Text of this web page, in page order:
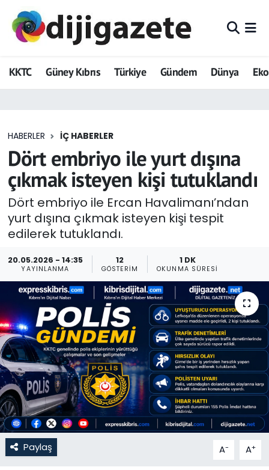
KKTC Güney Kıbrıs Türkiye Gündem Dünya
HABERLER İÇ HABERLER
Dört embriyo ile yurt dışına
çıkmak isteyen kişi tutuklandı
Dört embriyo ile Ercan Havalimanı’ndan
yurt dışına çıkmak isteyen kişi tespit
edilerek tutuklandı.
20.05.2026 - 14:35
YAYINLANMA
12
GÖSTERIM
1 DK
OKUNMA SÜRESI
Paylaş A- A+
ADVERTORIAL
Dijigazete
Eğitim
Ekonomi
Foto Galeri
GEZİ
Güncel
Gündem
KKTC
KKTC YEREL SEÇİM 2018
Kültür Sanat
Magazin
Moda
Hava Durumu
Trafik Durumu
Tüm Manşetler
Son Dakika Haberleri
Haber Arşivi